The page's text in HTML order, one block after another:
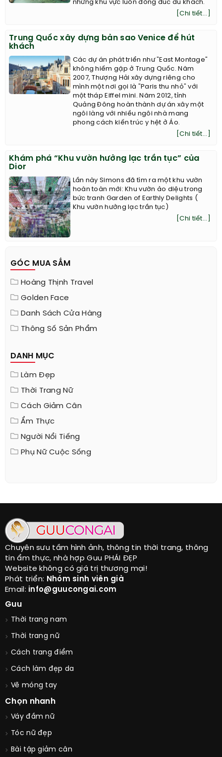
những khu vực luôn đông đúc du khách.
[Chi tiết...]
Trung Quốc xây dựng bản sao Venice để hút
khách
Các dự án phát triển như "East Montage"
không hiếm gặp ở Trung Quốc. Năm
2007, Thượng Hải xây dựng riêng cho
mình một nơi gọi là "Paris thu nhỏ" với
một tháp Eiffel mini. Năm 2012, tỉnh
Quảng Đông hoàn thành dự án xây một
ngôi làng với nhiều ngôi nhà mang
phong cách kiến trúc y hệt ở Áo.
[Chi tiết...]
Khám phá “Khu vườn hưởng lạc trần tục” của
Dior
Lần này Simons đã tìm ra một khu vườn
hoàn toàn mới: Khu vườn ảo diệu trong
bức tranh Garden of Earthly Delights (
Khu vườn hưởng lạc trần tục)
[Chi tiết...]
GÓC MUA SẮM
Hoàng Thịnh Travel
Golden Face
Danh Sách Cửa Hàng
Thông Số Sản Phẩm
DANH MỤC
Làm Đẹp
Thời Trang Nữ
Cách Giảm Cân
Ẩm Thực
Người Nổi Tiếng
Phụ Nữ Cuộc Sống
Chuyên sưu tầm hình ảnh, thông tin thời trang, thông
tin ẩm thực, nhà hợp Guu PHÁI ĐẸP
Website không có giá trị thương mại!
Phát triển: Nhóm sinh viên già
Email: info@guucongai.com
Guu
Thời trang nam
Thời trang nữ
Cách trang điểm
Cách làm đẹp da
Vẽ móng tay
Chọn nhanh
Váy đầm nữ
Tóc nữ đẹp
Bài tập giảm cân